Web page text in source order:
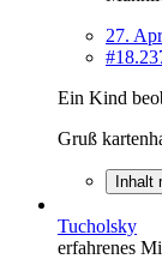
27.
Ein Kind
Gruß
Inhalt
Tucholsky
erfahrenes